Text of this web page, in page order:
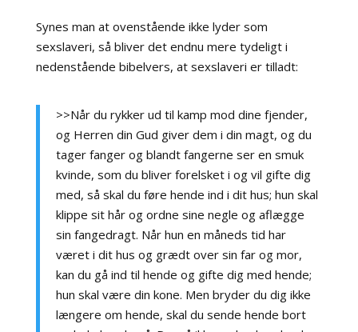
Synes man at ovenstående ikke lyder som
sexslaveri, så bliver det endnu mere tydeligt i
nedenstående bibelvers, at sexslaveri er tilladt:
>>Når du rykker ud til kamp mod dine fjender,
og Herren din Gud giver dem i din magt, og du
tager fanger og blandt fangerne ser en smuk
kvinde, som du bliver forelsket i og vil gifte dig
med, så skal du føre hende ind i dit hus; hun skal
klippe sit hår og ordne sine negle og aflægge
sin fangedragt. Når hun en måneds tid har
været i dit hus og grædt over sin far og mor,
kan du gå ind til hende og gifte dig med hende;
hun skal være din kone. Men bryder du dig ikke
længere om hende, skal du sende hende bort